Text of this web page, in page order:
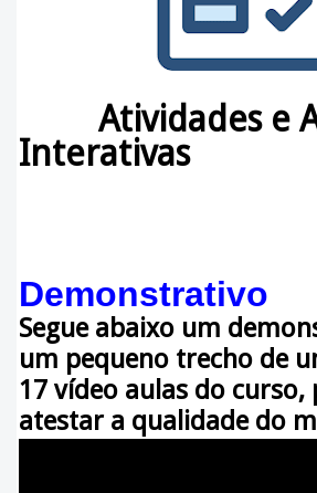
Atividades e
Interativas
Demonstrativo
Segue abaixo um
um pequeno trecho de
17 vídeo aulas do curso,
atestar a qualidade do